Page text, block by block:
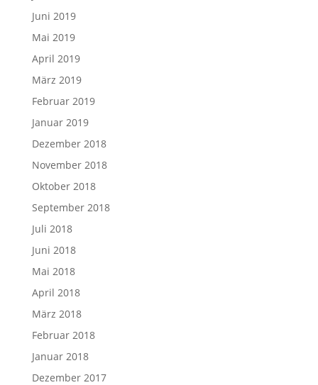
Juni 2019
Mai 2019
April 2019
März 2019
Februar 2019
Januar 2019
Dezember 2018
November 2018
Oktober 2018
September 2018
Juli 2018
Juni 2018
Mai 2018
April 2018
März 2018
Februar 2018
Januar 2018
Dezember 2017